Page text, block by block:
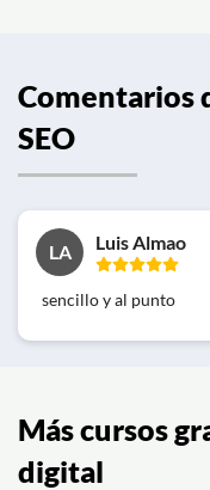
Comentarios
SEO
LA Luis Almao
sencillo y al punto
Más cursos
digital